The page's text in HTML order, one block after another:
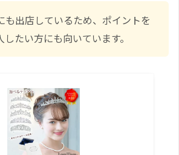
も出店しているため、ポイントを
たい方にも向いています。